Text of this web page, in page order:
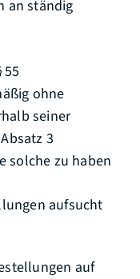
an ständig
ohne
seiner
3
solche zu haben
aufsucht
auf